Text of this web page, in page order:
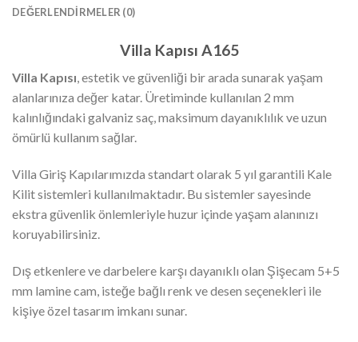
DEĞERLENDIRMELER (0)
Villa Kapısı A165
Villa Kapısı, estetik ve güvenliği bir arada sunarak yaşam
alanlarınıza değer katar. Üretiminde kullanılan 2 mm
kalınlığındaki galvaniz saç, maksimum dayanıklılık ve uzun
ömürlü kullanım sağlar.
Villa Giriş Kapılarımızda standart olarak 5 yıl garantili Kale
Kilit sistemleri kullanılmaktadır. Bu sistemler sayesinde
ekstra güvenlik önlemleriyle huzur içinde yaşam alanınızı
koruyabilirsiniz.
Dış etkenlere ve darbelere karşı dayanıklı olan Şişecam 5+5
mm lamine cam, isteğe bağlı renk ve desen seçenekleri ile
kişiye özel tasarım imkanı sunar.